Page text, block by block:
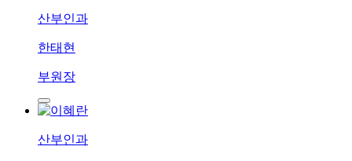
산부인과
한태현
부원장
산부인과